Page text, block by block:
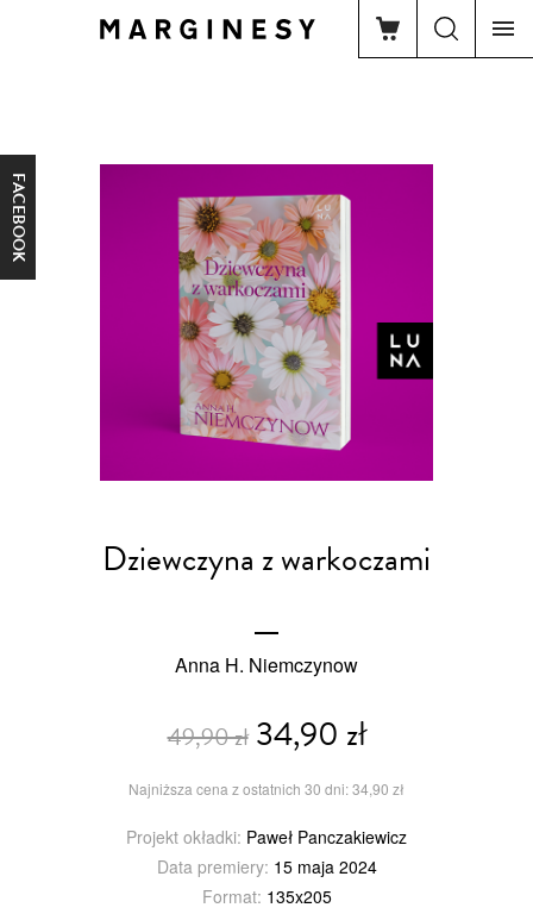
FACEBOOK
Dziewczyna z warkoczami
Anna H. Niemczynow
49,90 zł34,90 zł
Najniższa cena z ostatnich 30 dni: 34,90 zł
Projekt okładki: Paweł Panczakiewicz
Data premiery: 15 maja 2024
Format: 135x205